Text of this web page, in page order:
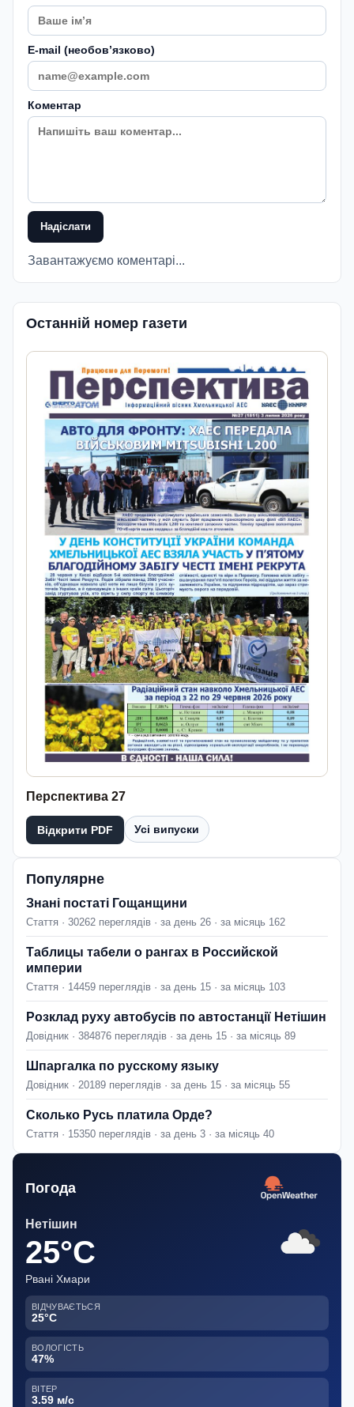
E-mail (необовʼязково)
Коментар
Надіслати
Завантажуємо коментарі...
Останній номер газети
Перспектива 27
Відкрити PDF Усі випуски
Популярне
Знані постаті Гощанщини
Стаття · 30262 переглядів · за день 26 · за місяць 162
Таблицы табели о рангах в Российской
империи
Стаття · 14459 переглядів · за день 15 · за місяць 103
Розклад руху автобусів по автостанції Нетішин
Довідник · 384876 переглядів · за день 15 · за місяць 89
Шпаргалка по русскому языку
Довідник · 20189 переглядів · за день 15 · за місяць 55
Сколько Русь платила Орде?
Стаття · 15350 переглядів · за день 3 · за місяць 40
Погода
Нетішин
25°C
Рвані Хмари
ВІДЧУВАЄТЬСЯ
25°C
ВОЛОГІСТЬ
47%
ВІТЕР
3.59 м/с